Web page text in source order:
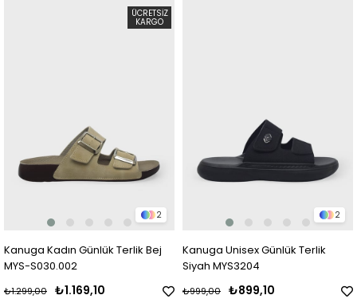
2
Kanuga Kadın Günlük Terlik Bej
MYS-S030.002
₺1.169,10
₺1.299,00
ÜCRETSIZ
KARGO
2
Kanuga Unisex Günlük Terlik
Siyah MYS3204
₺899,10
₺999,00